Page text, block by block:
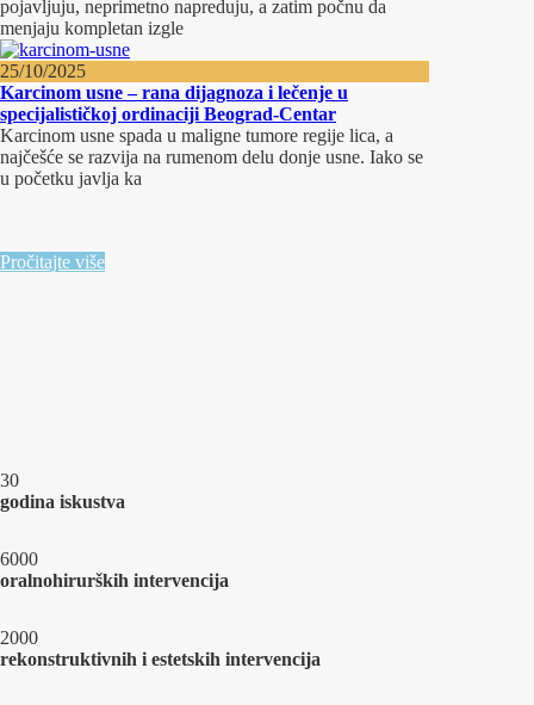
pojavljuju, neprimetno napreduju, a zatim počnu da
menjaju kompletan izgle
25/10/2025
Karcinom usne – rana dijagnoza i lečenje u
specijalističkoj ordinaciji Beograd-Centar
Karcinom usne spada u maligne tumore regije lica, a
najčešće se razvija na rumenom delu donje usne. Iako se
u početku javlja ka
Pročitajte više
30
godina iskustva
6000
oralnohirurških intervencija
2000
rekonstruktivnih i estetskih intervencija